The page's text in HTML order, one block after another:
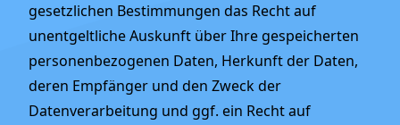
gesetzlichen Bestimmungen das Recht auf
unentgeltliche Auskunft über Ihre gespeicherten
personenbezogenen Daten, Herkunft der Daten,
deren Empfänger und den Zweck der
Datenverarbeitung und ggf. ein Recht auf